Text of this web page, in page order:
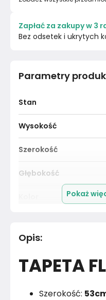
Parametry
Stan
Wysokość
Szerokość
Głębokość
Materiał
Kolor
Marka
Pokaż
Opis:
TAPETA
Szerokość:
Zapłać za zakupy w 3
Bez odsetek i ukrytych